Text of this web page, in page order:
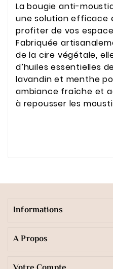
La bougie anti-
une solution efficace
profiter de vos
Fabriquée
de la cire végétale,
d’huiles essentielles
lavandin et menthe
ambiance fraîche et
à repousser les
Informations
A Propos